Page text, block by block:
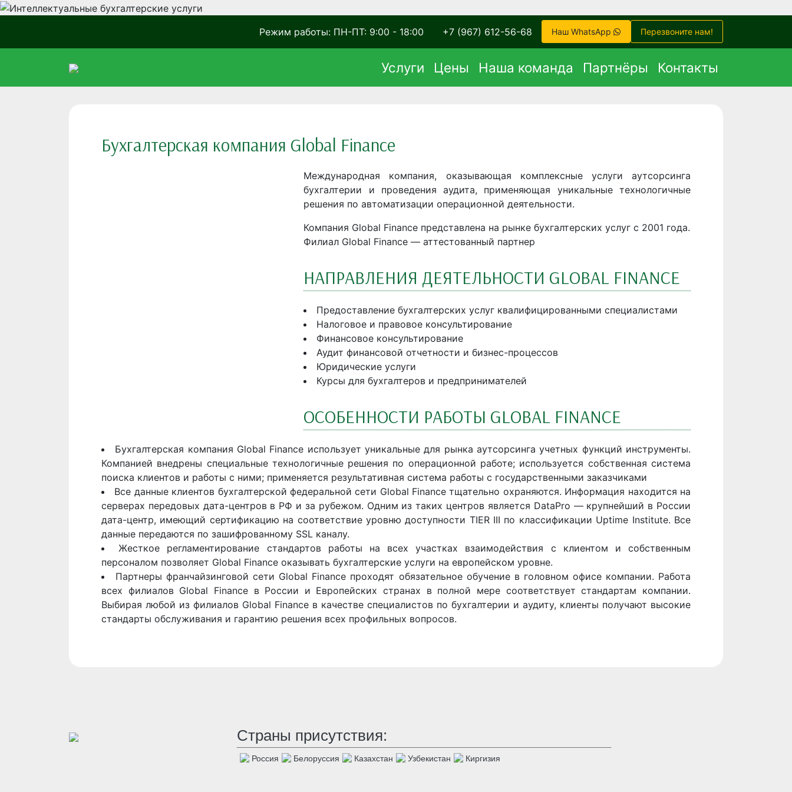
Режим работы: ПН-ПТ: 9:00 - 18:00 +7 (967) 612-56-68 Наш WhatsApp Перезвоните нам!
Услуги Цены Наша команда Партнёры Контакты
Бухгалтерская компания Global Finance
Международная компания, оказывающая комплексные услуги аутсорсинга
бухгалтерии и проведения аудита, применяющая уникальные технологичные
решения по автоматизации операционной деятельности.
Компания Global Finance представлена на рынке бухгалтерских услуг с 2001 года.
Филиал Global Finance — аттестованный партнер
НАПРАВЛЕНИЯ ДЕЯТЕЛЬНОСТИ GLOBAL FINANCE
Предоставление бухгалтерских услуг квалифицированными специалистами
Налоговое и правовое консультирование
Финансовое консультирование
Аудит финансовой отчетности и бизнес-процессов
Юридические услуги
Курсы для бухгалтеров и предпринимателей
ОСОБЕННОСТИ РАБОТЫ GLOBAL FINANCE
Бухгалтерская компания Global Finance использует уникальные для рынка аутсорсинга учетных функций инструменты.
Компанией внедрены специальные технологичные решения по операционной работе; используется собственная система
поиска клиентов и работы с ними; применяется результативная система работы с государственными заказчиками
Все данные клиентов бухгалтерской федеральной сети Global Finance тщательно охраняются. Информация находится на
серверах передовых дата-центров в РФ и за рубежом. Одним из таких центров является DataPro — крупнейший в России
дата-центр, имеющий сертификацию на соответствие уровню доступности TIER III по классификации Uptime Institute. Все
данные передаются по зашифрованному SSL каналу.
Жесткое регламентирование стандартов работы на всех участках взаимодействия с клиентом и собственным
персоналом позволяет Global Finance оказывать бухгалтерские услуги на европейском уровне.
Партнеры франчайзинговой сети Global Finance проходят обязательное обучение в головном офисе компании. Работа
всех филиалов Global Finance в России и Европейских странах в полной мере соответствует стандартам компании.
Выбирая любой из филиалов Global Finance в качестве специалистов по бухгалтерии и аудиту, клиенты получают высокие
стандарты обслуживания и гарантию решения всех профильных вопросов.
Страны присутствия:
Россия Белоруссия Казахстан Узбекистан Киргизия